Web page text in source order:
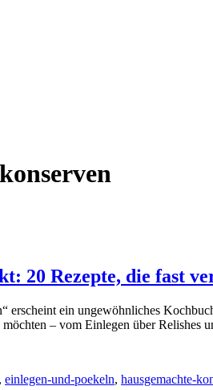
20 Rezepte, die fast
ein ungewöhnliches
– vom Einlegen über Relishes
, einlegen-und-poekeln, hausgemachte-